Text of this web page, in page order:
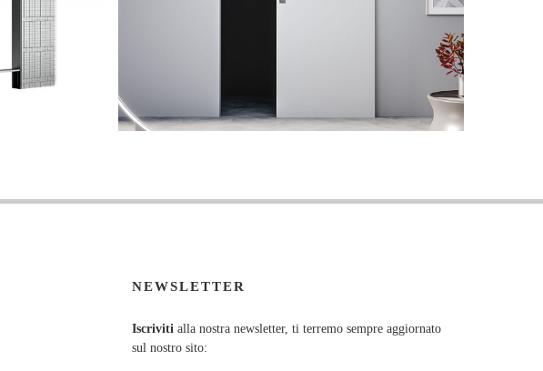
NEWSLETTER
Iscrivitialla nostra newsletter, ti terremo sempre aggiornato
sul nostro sito: